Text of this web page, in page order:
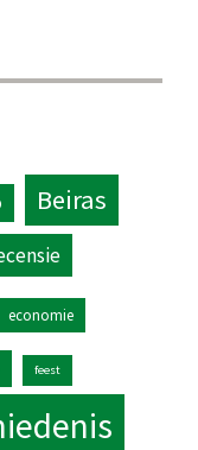
Beiras
economie
feest